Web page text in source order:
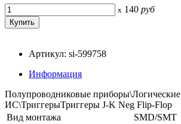
x 140 руб
Артикул: si-599758
Информация
Полупроводниковые приборы\Логические
ИС\ТриггерыТриггеры J-K Neg Flip-Flop
Вид монтажа
SMD/SMT